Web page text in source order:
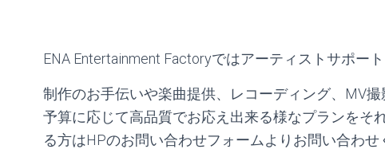
ENA Entertainment Factoryではアーティストサポー
制作のお手伝いや楽曲提供、レコーディング、MV
予算に応じて高品質でお応え出来る様なプランをそ
る方はHPのお問い合わせフォームよりお問い合わせ